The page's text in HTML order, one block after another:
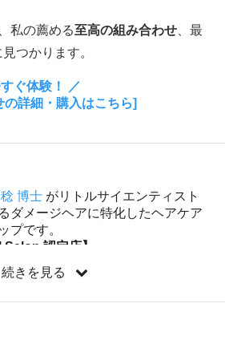
私の薦める至高の組み合わせ 、最
つかります。
ぐ体験！ ／
詳細・購入はこちら]
博士 がリトルサイエンティスト
ダメージヘアに特化したヘアケア
プです。
Salon 認定店】
続きを見る